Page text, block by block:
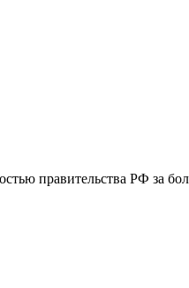
правительства РФ за